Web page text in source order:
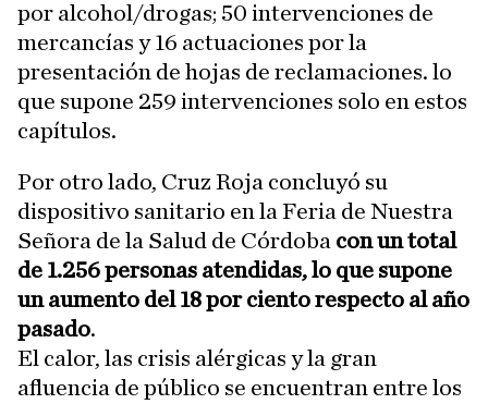
por alcohol/drogas; 50 intervenciones de
mercancías y 16 actuaciones por la
presentación de hojas de reclamaciones. lo
que supone 259 intervenciones solo en estos
capítulos.
Por otro lado, Cruz Roja concluyó su
dispositivo sanitario en la Feria de Nuestra
Señora de la Salud de Córdoba con un total
de 1.256 personas atendidas, lo que supone
un aumento del 18 por ciento respecto al año
pasado.
El calor, las crisis alérgicas y la gran
afluencia de público se encuentran entre los